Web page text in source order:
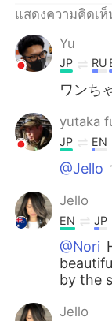
Türkçe
Português
แสดงความคิดเห็
Yu
JP RU
ワンち
yutaka
JP EN
@Jello
Jello
EN JP
@Nori
by the
Jello